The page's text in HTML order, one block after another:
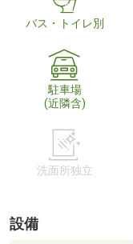
バス・トイレ別
駐車場
(近隣含)
洗面所独立
設備